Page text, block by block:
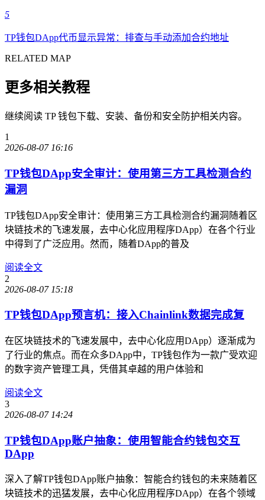
5
TP钱包DApp代币显示异常：排查与手动添加合约地址
RELATED MAP
更多相关教程
继续阅读 TP 钱包下载、安装、备份和安全防护相关内容。
1
2026-08-07 16:16
TP钱包DApp安全审计：使用第三方工具检测合约
漏洞
TP钱包DApp安全审计：使用第三方工具检测合约漏洞随着区
块链技术的飞速发展，去中心化应用程序DApp）在各个行业
中得到了广泛应用。然而，随着DApp的普及
阅读全文
2
2026-08-07 15:18
TP钱包DApp预言机：接入Chainlink数据完成复
在区块链技术的飞速发展中，去中心化应用DApp）逐渐成为
了行业的焦点。而在众多DApp中，TP钱包作为一款广受欢迎
的数字资产管理工具，凭借其卓越的用户体验和
阅读全文
3
2026-08-07 14:24
TP钱包DApp账户抽象：使用智能合约钱包交互
DApp
深入了解TP钱包DApp账户抽象：智能合约钱包的未来随着区
块链技术的迅猛发展，去中心化应用程序DApp）在各个领域